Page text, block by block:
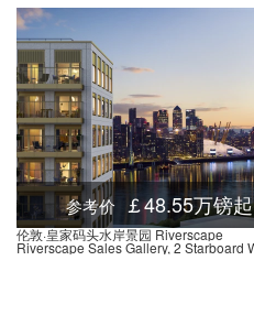
参考价 ￡48.55万镑起
伦敦·皇家码头水岸景园 Riverscape